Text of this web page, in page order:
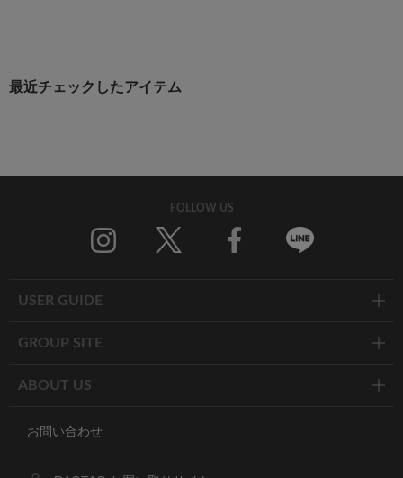
最近チェックしたアイテム
FOLLOW US
USER GUIDE
GROUP SITE
ABOUT US
お問い合わせ